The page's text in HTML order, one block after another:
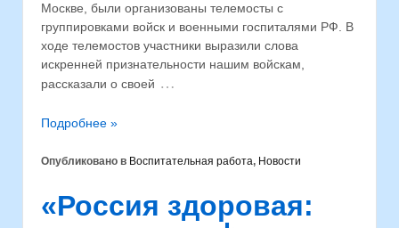
Москве, были организованы телемосты с
группировками войск и военными госпиталями РФ. В
ходе телемостов участники выразили слова
искренней признательности нашим войскам,
рассказали о своей …
Подробнее »
Опубликовано в Воспитательная работа, Новости
«Россия здоровая: